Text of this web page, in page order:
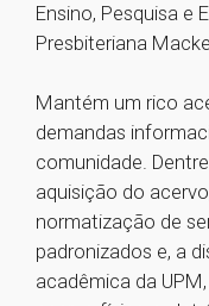
Ensino, Pesquisa e
Presbiteriana
Mantém um rico
demandas
comunidade.
aquisição do
normatização de
padronizados e, a
acadêmica da